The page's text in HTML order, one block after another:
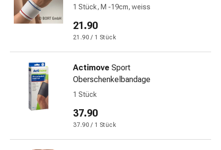
Infektionen
Windpocken
Stoffwechsel
Osteoporose
Immunsuppressiva
Insektenschutz
und
-
mittel
Mücken-
1 Stück, M -19cm, weiss
21.90
21.90 / 1 Stück
Actimove Sport
Oberschenkelbandage
1 Stück
37.90
37.90 / 1 Stück